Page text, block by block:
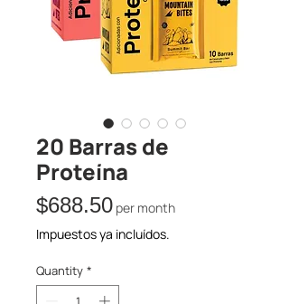
20 Barras de
Proteína
$688.50Price
per month
Impuestos ya incluídos.
Quantity *